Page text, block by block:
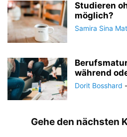
Studieren
möglich?
Samira Sina
während
Dorit Bosshard -
Gehe den nächsten